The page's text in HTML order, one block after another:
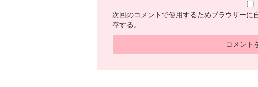
次回のコメントで使用するためブラウザーに
存する。